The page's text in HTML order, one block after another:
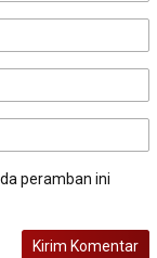
peramban ini